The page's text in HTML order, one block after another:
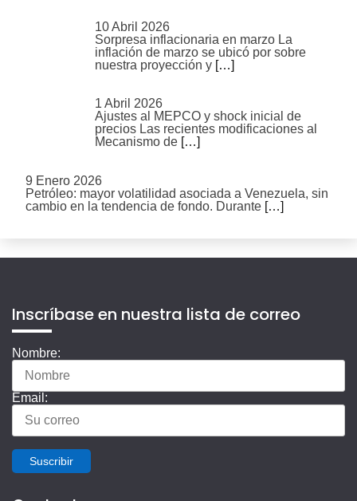
10 Abril 2026
Sorpresa inflacionaria en marzo La
inflación de marzo se ubicó por sobre
nuestra proyección y […]
1 Abril 2026
Ajustes al MEPCO y shock inicial de
precios Las recientes modificaciones al
Mecanismo de […]
9 Enero 2026
Petróleo: mayor volatilidad asociada a Venezuela, sin
cambio en la tendencia de fondo. Durante […]
Inscríbase en nuestra lista de correo
Nombre:
Email:
Suscribir